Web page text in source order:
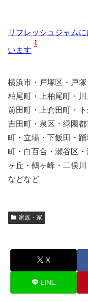
リフレッシュジャム
います
横浜市・戸塚区・戸
柏尾町・上柏尾町・
前田町・上倉田町・
吉田町・泉区・緑園
町・立場・下飯田・
町・白百合・瀬谷区
ヶ丘・鶴ヶ峰・二俣
などなど
家族・家
X
LINE